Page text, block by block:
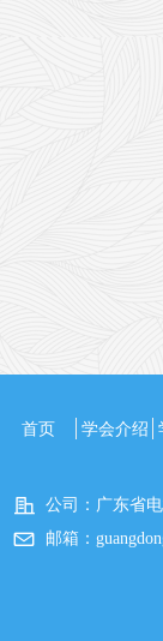
首页 学会介绍
公司： 广东省
邮箱：